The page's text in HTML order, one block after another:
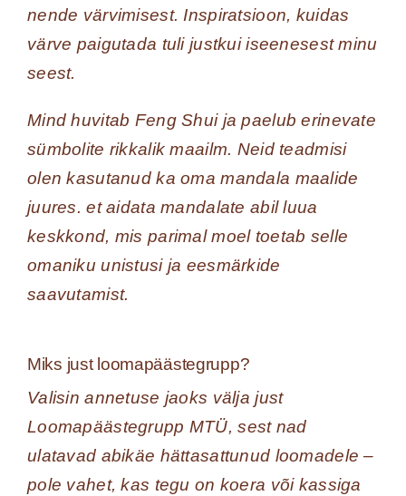
nende värvimisest. Inspiratsioon, kuidas
värve paigutada tuli justkui iseenesest minu
seest.
Mind huvitab Feng Shui ja paelub erinevate
sümbolite rikkalik maailm. Neid teadmisi
olen kasutanud ka oma mandala maalide
juures. et aidata mandalate abil luua
keskkond, mis parimal moel toetab selle
omaniku unistusi ja eesmärkide
saavutamist.
Miks just loomapäästegrupp?
Valisin annetuse jaoks välja just
Loomapäästegrupp MTÜ, sest nad
ulatavad abikäe hättasattunud loomadele –
pole vahet, kas tegu on koera või kassiga